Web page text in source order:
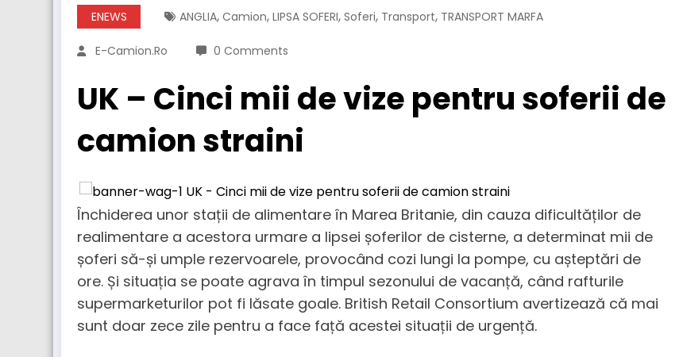
ENEWS ANGLIA, Camion, LIPSA SOFERI, Soferi, Transport, TRANSPORT MARFA
E-Camion.ro 0 Comments
UK – Cinci mii de vize pentru soferii de
camion straini
Închiderea unor stații de alimentare în Marea Britanie, din cauza dificultăților de
realimentare a acestora urmare a lipsei șoferilor de cisterne, a determinat mii de
șoferi să-și umple rezervoarele, provocând cozi lungi la pompe, cu așteptări de
ore. Și situația se poate agrava în timpul sezonului de vacanță, când rafturile
supermarketurilor pot fi lăsate goale. British Retail Consortium avertizează că mai
sunt doar zece zile pentru a face față acestei situații de urgență.